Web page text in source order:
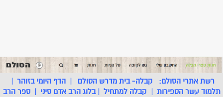
רשת אתרי הסולם: קבלה- בית מדרש הסולם |הדף היומי בזוהר |
תלמוד עשר הספירות | קבלה למתחיל |בלוג הרב אדם סיני |ספר הרב